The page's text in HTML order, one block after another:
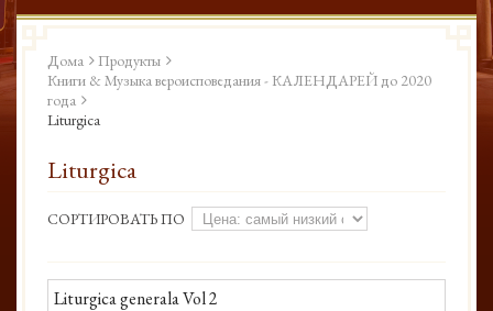
Дома
Продукты
Книги & Музыка вероисповедания - КАЛЕНДАРЕЙ до 2020
года
Liturgica
Liturgica
СОРТИРОВАТЬ ПО
Liturgica generala Vol 2